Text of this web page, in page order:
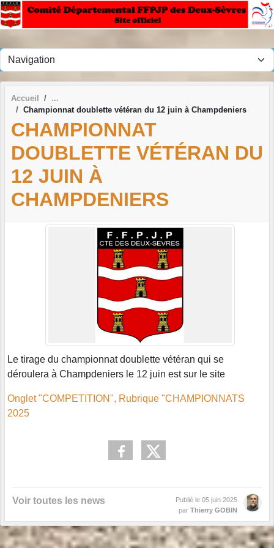
Accueil
Championnat doublette vétéran du 12 juin à Champdeniers
CHAMPIONNAT
DOUBLETTE VÉTÉRAN DU
12 JUIN À
CHAMPDENIERS
Le tirage du championnat doublette vétéran qui se
déroulera à Champdeniers le 12 juin est sur le site
Onglet "COMPETITION", Rubrique "CHAMPIONNATS
2025
Voir toutes les news Publié le 05 juin 2025
par Thierry GOBIN
Panneau de gestion des cookies